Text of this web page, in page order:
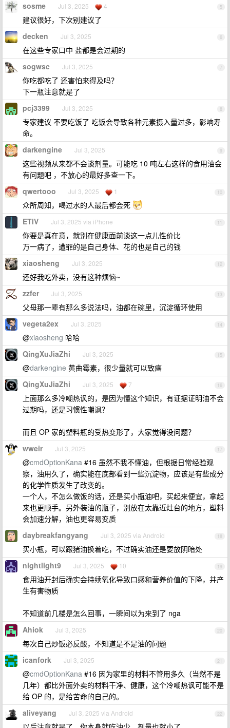
5
sosme Jul 3, 2025 4
建议很好，下次别建议了
6
decken Jul 3, 2025
在这些专家口中 盐都是会过期的
7
sogwsc Jul 3, 2025
你吃都吃了 还害怕来得及吗？
下一瓶注意就是了
8
pcj3399 Jul 3, 2025
专家建议 不要吃饭了 吃饭会导致各种元素摄入量过多，影响寿
命。
9
darkengine Jul 3, 2025
这些视频从来都不会谈剂量。可能吃 10 吨左右这样的食用油会
有问题吧 ，不放心的最好多查一下。
10
qwertooo Jul 3, 2025 1
众所周知，喝过水的人最后都会死
11
ETiV Jul 3, 2025 via iPhone
你要是真在意，就别在健康面前谈这一点儿性价比
万一病了，遭罪的是自己身体、花的也是自己的钱
12
xiaosheng Jul 3, 2025
还好我吃外卖，没有这种烦恼~
13
zzfer Jul 3, 2025
父母那一辈有那么多说法吗，油都在碗里，沉淀循环使用
14
vegeta2ex Jul 3, 2025
@xiaosheng 哈哈
15
QingXuJiaZhi Jul 3, 2025
@darkengine 黄曲霉素，很少量就可以致癌
16
QingXuJiaZhi Jul 3, 2025 7
上面那么多冷嘲热讽的，是因为懂这个知识，有证据证明油不会
过期吗，还是习惯性嘲讽？
而且 OP 家的塑料瓶的受热变形了，大家觉得没问题？
17
wweir Jul 3, 2025
@cmdOptionKana #16 虽然不我不懂油，但根据日常经验观
察，油用久了，确实能在底部看到一些沉淀物，应该是有些成分
的化学性质发生了改变的。
一个人，不怎么做饭的话，还是买小瓶油吧，买起来便宜，拿起
来也更顺手。另外装油的瓶子，别放在太靠近灶台的地方，塑料
会加速分解，油也更容易变质
18
daybreakfangyang Jul 3, 2025 via Android
买小瓶，可以跟猪油换着吃，不过确实油还是要放阴暗处
19
nightlight9 Jul 3, 2025 10
食用油开封后确实会持续氧化导致口感和营养价值的下降，并产
生有害物质
不知道前几楼是怎么回事，一瞬间以为来到了 nga
20
Ahiok Jul 3, 2025
每次自己炒饭必反酸，不知道是不是油的问题
21
icanfork Jul 3, 2025
@cmdOptionKana #16 因为家里的材料不管用多久（当然不是
几年）都比外面外卖的材料干净、健康，这个冷嘲热讽可能不是
给 OP 的，是给苦命的自己的。
22
aliveyang Jul 3, 2025 via Android